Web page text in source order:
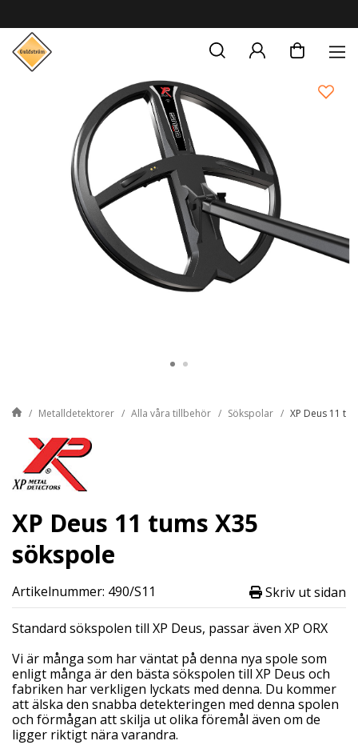
Metalldetektorer Alla våra tillbehör Sökspolar XP Deus 11
XP Deus 11 tums X35
sökspole
Artikelnummer: 490/S11 Skriv ut sidan
Standard sökspolen till XP Deus, passar även XP ORX
Vi är många som har väntat på denna nya spole som
enligt många är den bästa sökspolen till XP Deus och
fabriken har verkligen lyckats med denna. Du kommer
att älska den snabba detekteringen med denna spolen
och förmågan att skilja ut olika föremål även om de
ligger riktigt nära varandra.